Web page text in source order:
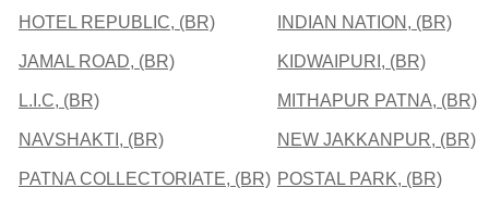
HOTEL REPUBLIC, (BR) INDIAN NATION, (BR)
JAMAL ROAD, (BR) KIDWAIPURI, (BR)
L.I.C, (BR) MITHAPUR PATNA, (BR)
NAVSHAKTI, (BR) NEW JAKKANPUR, (BR)
PATNA COLLECTORIATE, (BR) POSTAL PARK, (BR)